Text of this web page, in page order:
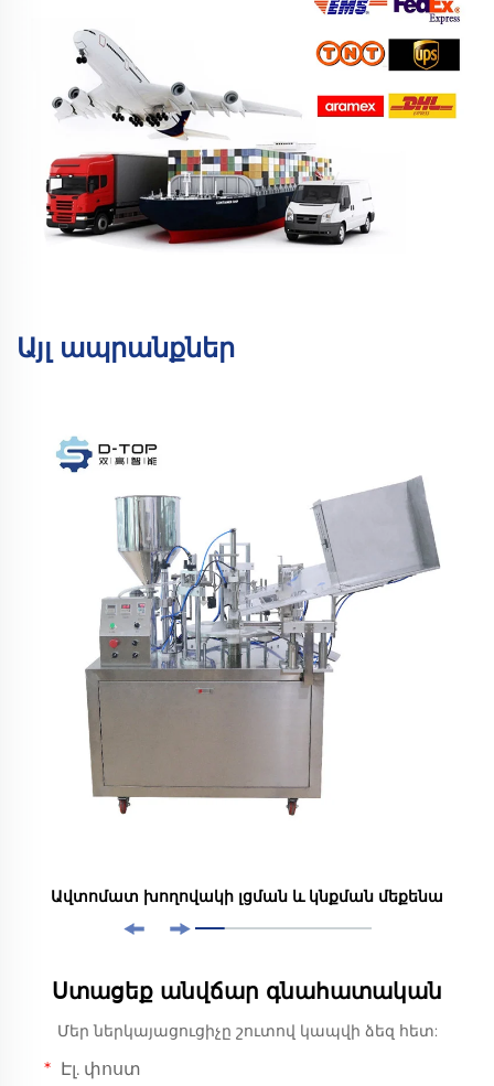
Այլ ապրանքներ
Ավտոմատ խողովակի լցման և կնքման մեքենա
Ստացեք անվճար գնահատական
Մեր ներկայացուցիչը շուտով կապվի ձեզ հետ:
Էլ. փոստ